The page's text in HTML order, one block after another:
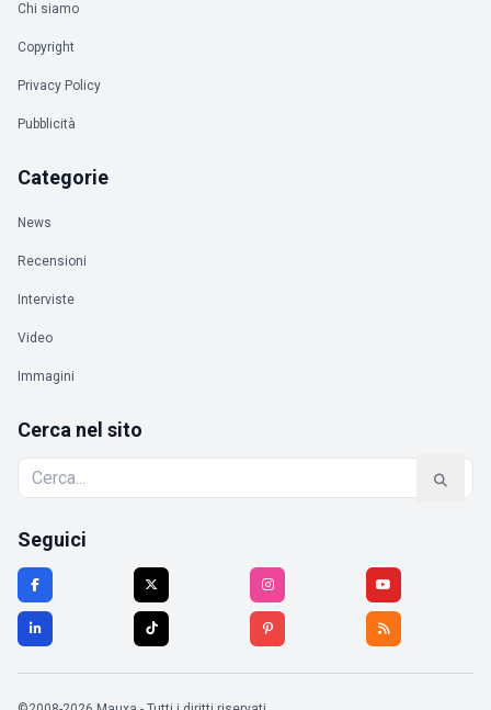
Chi siamo
Copyright
Privacy Policy
Pubblicità
Categorie
News
Recensioni
Interviste
Video
Immagini
Cerca nel sito
Seguici